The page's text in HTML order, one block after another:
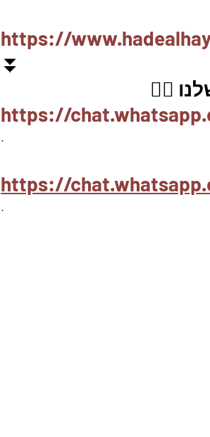
https://
⏬
👇🏽
https://
.
https://
.